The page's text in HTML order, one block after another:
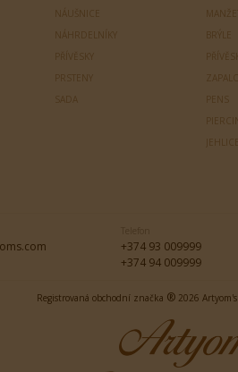
NÁUŠNICE
NÁHRDELNÍKY
PŘÍVĚSKY
PRSTENY
SADA
BRÝLE
PENS
+374 93 009999
+374 94 009999
Registrovaná obchodní značka ®2026